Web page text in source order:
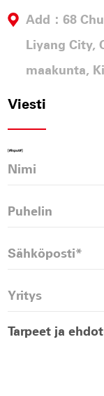
Add：68
Liyang City,
maakunta,
Viesti
[#Input#]